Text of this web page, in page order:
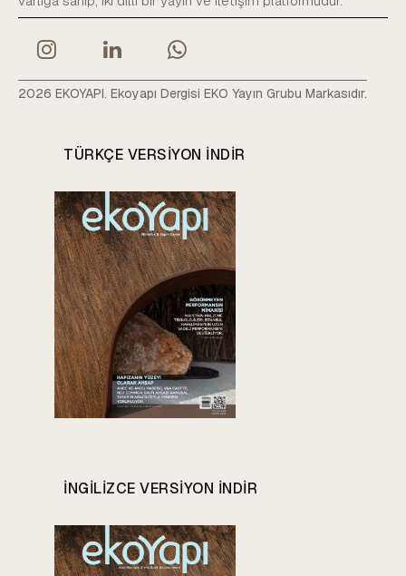
2026 EKOYAPI. Ekoyapı Dergisi EKO Yayın Grubu Markasıdır.
TÜRKÇE VERSIYON INDIR
INGILIZCE VERSIYON INDIR